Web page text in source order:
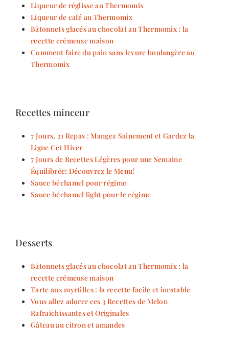
Liqueur de réglisse au Thermomix
Liqueur de café au Thermomix
Bâtonnets glacés au chocolat au Thermomix : la
recette crémeuse maison
Comment faire du pain sans levure boulangère au
Thermomix
Recettes minceur
7 Jours, 21 Repas : Mangez Sainement et Gardez la
Ligne Cet Hiver
7 Jours de Recettes Légères pour une Semaine
Équilibrée: Découvrez le Menu!
Sauce béchamel pour régime
Sauce béchamel light pour le régime
Desserts
Bâtonnets glacés au chocolat au Thermomix : la
recette crémeuse maison
Tarte aux myrtilles : la recette facile et inratable
Vous allez adorer ces 3 Recettes de Melon
Rafraîchissantes et Originales
Gâteau au citron et amandes